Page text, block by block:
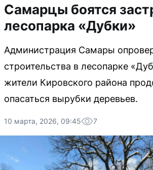
Самарцы боятся
лесопарка «Дубки»
Администрация Самары
строительства в лесопарке
жители Кировского района
опасаться вырубки деревьев.
10 марта, 2026, 09:45 7